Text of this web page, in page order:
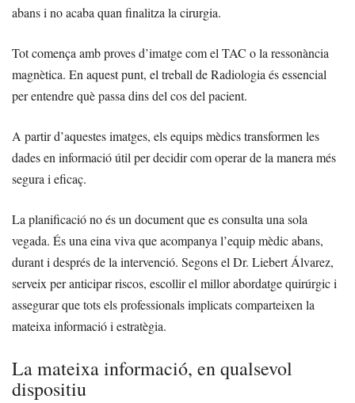
abans i no acaba quan finalitza la cirurgia.
Tot comença amb proves d’imatge com el TAC o la ressonància
magnètica. En aquest punt, el treball de Radiologia és essencial
per entendre què passa dins del cos del pacient.
A partir d’aquestes imatges, els equips mèdics transformen les
dades en informació útil per decidir com operar de la manera més
segura i eficaç.
La planificació no és un document que es consulta una sola
vegada. És una eina viva que acompanya l’equip mèdic abans,
durant i després de la intervenció. Segons el Dr. Liebert Álvarez,
serveix per anticipar riscos, escollir el millor abordatge quirúrgic i
assegurar que tots els professionals implicats comparteixen la
mateixa informació i estratègia.
La mateixa informació, en qualsevol
dispositiu